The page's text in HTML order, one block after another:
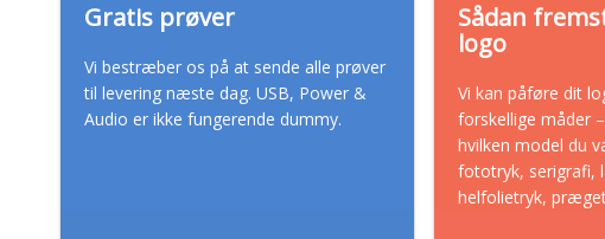
Gratis prøver
Vi bestræber os på at sende alle prøver
til levering næste dag. USB, Power &
Audio er ikke fungerende dummy.
Sådan
logo
Vi kan påføre dit
forskellige måder
hvilken model du
fototryk, serigrafi,
helfolietryk,